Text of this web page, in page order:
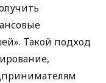
Такой подход